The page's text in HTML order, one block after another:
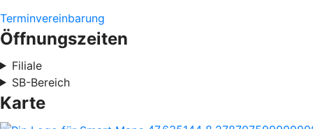
Terminvereinbarung
Öffnungszeiten
Filiale
SB-Bereich
Karte